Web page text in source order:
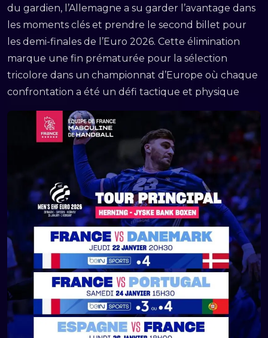
du gardien, l’Allemagne a su garder l’avantage dans
les moments clés et prendre le second billet pour
les demi-finales de l’Euro 2026. Cette élimination
marque une fin prématurée pour la sélection
tricolore dans un championnat d’Europe où chaque
confrontation a été un défi tactique et physique